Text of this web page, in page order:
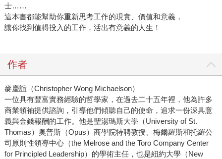
士……
這本書都能幫助你重新思考工作的現實、價值和意義，
讓你找到值得投入的工作，活出有意義的人生！
作者
麥慶誼（Christopher Wong Michaelson）
一位具有豐富實務經驗的哲學家，在過去二十五年裡，他為許多
商業領袖提供諮詢，引導他們傾聽自己的使命，追求一份深具意
義與金錢報酬的工作。他是聖湯瑪斯大學（University of St.
Thomas）奧普斯（Opus）商學院特聘教授、梅爾羅斯和托羅公
司原則性領導中心（the Melrose and the Toro Company Center
for Principled Leadership）的學術主任，也是紐約大學（New